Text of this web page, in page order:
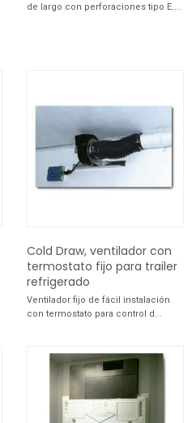
de largo con perforaciones tipo E....
Cold Draw, ventilador con
termostato fijo para trailer
refrigerado
Ventilador fijo de fácil instalación
con termostato para control d...